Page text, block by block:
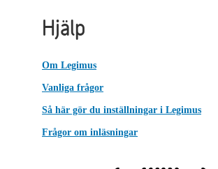
Hjälp
Om Legimus
Vanliga frågor
Så här gör du inställningar i Legimus
Frågor om inläsningar